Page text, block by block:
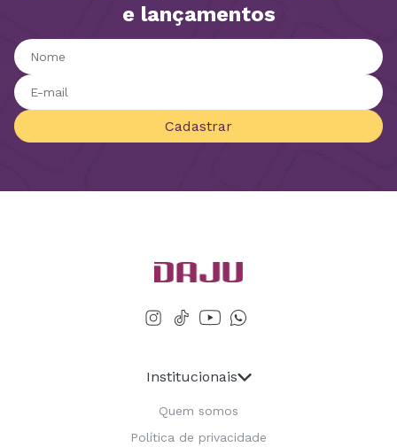
e lançamentos
Cadastrar
Institucionais
Quem somos
Política de privacidade